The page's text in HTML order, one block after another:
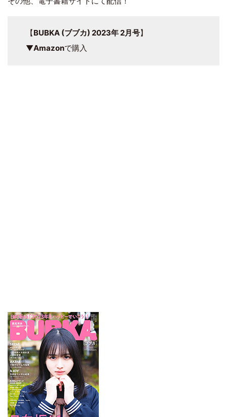
【BUBKA (ブブカ) 2023年 2月号】
▼Amazonで購入